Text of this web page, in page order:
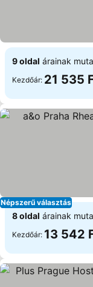
9 oldal árainak
Kezdőár: 21 535
Népszerű választás
8 oldal árainak
Kezdőár: 13 542